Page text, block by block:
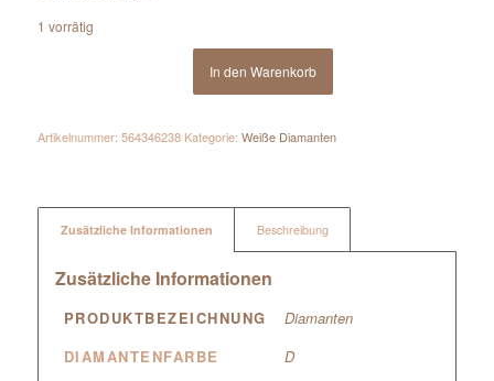
1 vorrätig
In den Warenkorb
Artikelnummer: 564346238 Kategorie: Weiße Diamanten
Zusätzliche Informationen Beschreibung
Zusätzliche Informationen
PRODUKTBEZEICHNUNG
Diamanten
DIAMANTENFARBE
D